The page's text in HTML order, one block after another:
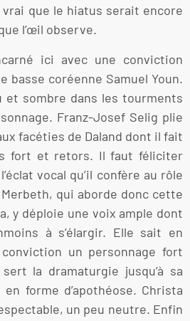
vrai que le hiatus serait encore
l’œil observe.
ici avec une conviction
basse coréenne Samuel Youn.
et sombre dans les tourments
Franz-Josef Selig plie
facéties de Daland dont il fait
fort et retors. Il faut féliciter
vocal qu’il confère au rôle
qui aborde donc cette
y déploie une voix ample dont
à s’élargir. Elle sait en
un personnage fort
la dramaturgie jusqu’à sa
forme d’apothéose. Christa
un peu neutre. Enfin